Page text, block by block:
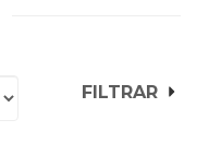
FILTRAR